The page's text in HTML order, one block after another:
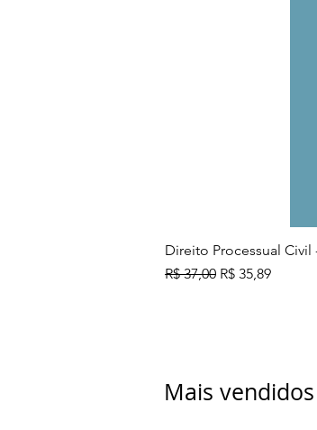
Direito Processual Civil
Preço normal
R$ 37,00 Preço
R$ 35,89
Mais vendidos